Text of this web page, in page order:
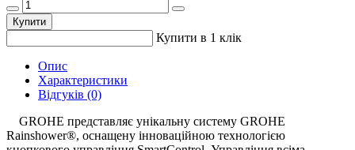
Купити
Купити в 1 клік
Опис
Характеристики
Відгуків (0)
GROHE представляє унікальну систему GROHE
Rainshower®, оснащену інноваційною технологією